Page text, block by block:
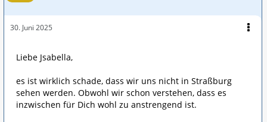
30. Juni 2025
Liebe Jsabella,
es ist wirklich schade, dass wir uns nicht in Straßburg
sehen werden. Obwohl wir schon verstehen, dass es
inzwischen für Dich wohl zu anstrengend ist.